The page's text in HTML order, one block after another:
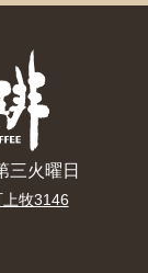
火曜日
牧3146